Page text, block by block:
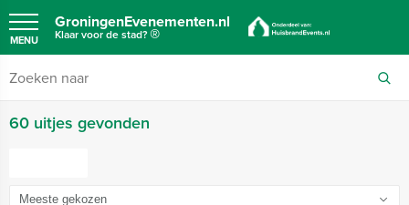
GroningenEvenementen.nl
Klaar voor de stad?®
MENU
60 uitjes gevonden